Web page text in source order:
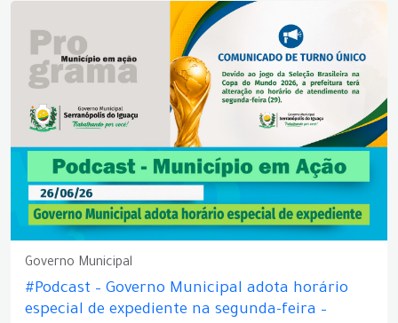
Governo Municipal
#Podcast – Governo Municipal adota horário
especial de expediente na segunda-feira –